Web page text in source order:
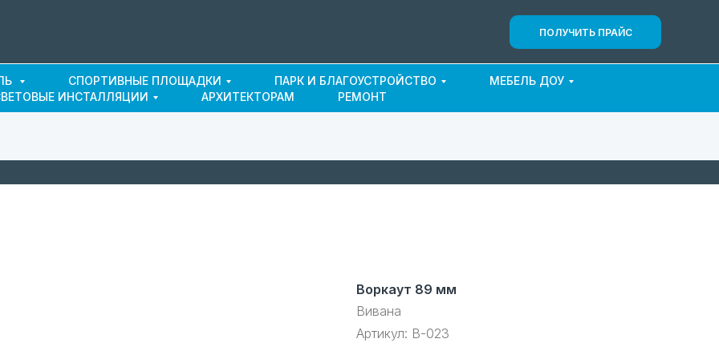
ПОЛУЧИТЬ ПРАЙС
СПОРТИВНЫЕ ПЛОЩАДКИ ПАРК И БЛАГОУСТРОЙСТВО
МЕБЕЛЬ ДОУ
ИНСТАЛЛЯЦИИ
АРХИТЕКТОРАМ РЕМОНТ
Воркаут 89 мм
Вивана
Артикул: В-023